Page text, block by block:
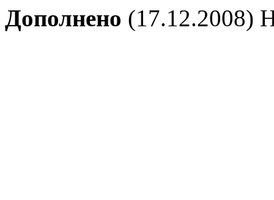
Дополнено (17.12.2008)